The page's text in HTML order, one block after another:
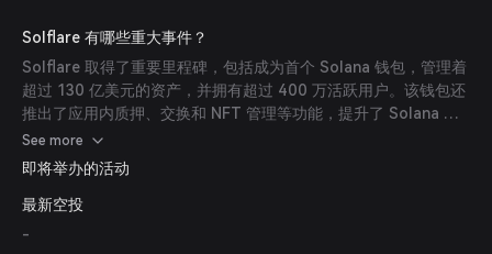
Solflare 有哪些重大事件？
Solflare 取得了重要里程碑，包括成为首个 Solana 钱包，管理着
超过 130 亿美元的资产，并拥有超过 400 万活跃用户。该钱包还
推出了应用内质押、交换和 NFT 管理等功能，提升了 Solana 生
态系统内的用户体验。
See more
即将举办的活动
最新空投
-